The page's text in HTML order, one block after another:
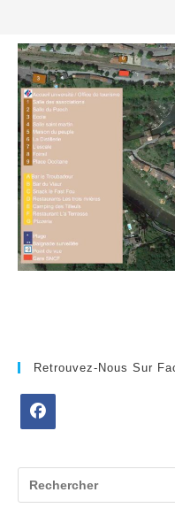
Retrouvez-Nous Sur
un
nouvel